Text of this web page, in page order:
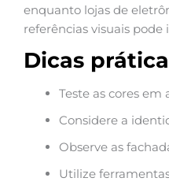
enquanto lojas de
referências visuais
Dicas
Teste as cores
Considere a
Observe as
Utilize